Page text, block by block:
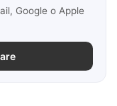
Google o Apple